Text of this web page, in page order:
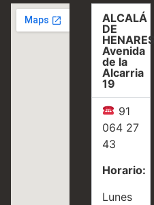
ALCALÁ
DE
HENARES,
Avenida
de la
Alcarria
19
91
064 27
43
Horario:
Lunes